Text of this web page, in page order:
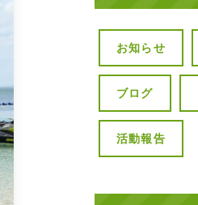
お知らせ
ブログ
活動報告